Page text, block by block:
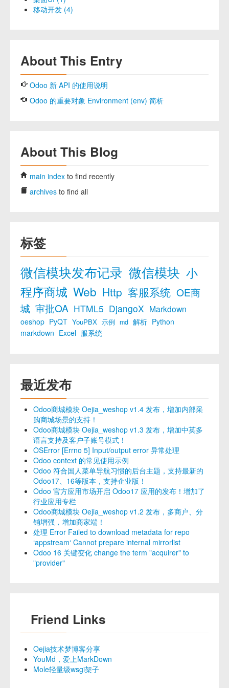
移动开发 (4)
About This Entry
Odoo 新 API 的使用说明
Odoo 的重要对象 Environment (env) 简析
About This Blog
main index to find recently
archives to find all
标签
微信模块发布记录 微信模块 小
程序商城 Web Http 客服系统 OE商
城 审批OA HTML5 DjangoX Markdown
oeshop PyQT YouPBX 示例 md 解析 Python
markdown Excel 服系统
最近发布
Odoo商城模块 Oejia_weshop v1.4 发布，增加内部采
购商城场景的支持！
Odoo商城模块 Oejia_weshop v1.3 发布，增加中英多
语言支持及客户子账号模式！
OSError [Errno 5] Input/output error 异常处理
Odoo context 的常见使用示例
Odoo 符合国人菜单导航习惯的后台主题，支持最新的
Odoo17、16等版本，支持企业版！
Odoo 官方应用市场开启 Odoo17 应用的发布！增加了
行业应用专栏
Odoo商城模块 Oejia_weshop v1.2 发布，多商户、分
销增强，增加商家端！
处理 Error Failed to download metadata for repo
‘appstream‘ Cannot prepare internal mirrorlist
Odoo 16 关键变化 change the term "acquirer" to
"provider"
Friend Links
Oejia技术梦博客分享
YouMd，爱上MarkDown
Mole轻量级wsgi架子